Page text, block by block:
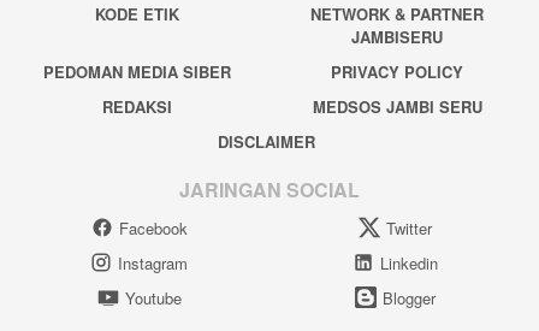
KODE ETIK
NETWORK & PARTNER
JAMBISERU
PEDOMAN MEDIA SIBER
PRIVACY POLICY
REDAKSI
MEDSOS JAMBI SERU
DISCLAIMER
JARINGAN SOCIAL
Facebook
Twitter
Instagram
Linkedin
Youtube
Blogger